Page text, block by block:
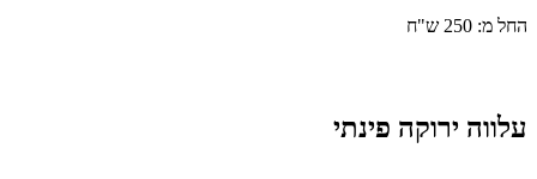
החל מ: 250 ש"ח
עלווה ירוקה פינתי